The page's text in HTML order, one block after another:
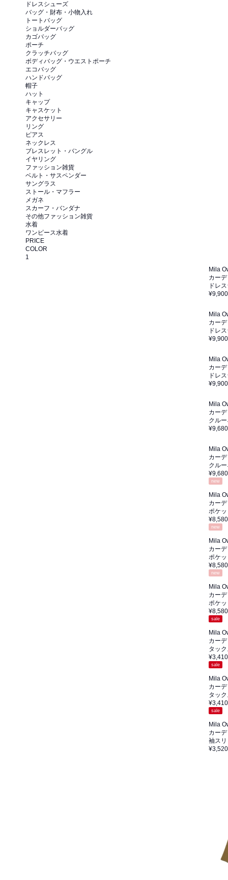
ドレスシューズ
バッグ・財布・小物入れ
トートバッグ
ショルダーバッグ
カゴバッグ
ポーチ
クラッチバッグ
ボディバッグ・ウエストポーチ
エコバッグ
ハンドバッグ
帽子
ハット
キャップ
キャスケット
アクセサリー
リング
ピアス
ネックレス
ブレスレット・バングル
イヤリング
ファッション雑貨
ベルト・サスペンダー
サングラス
ストール・マフラー
メガネ
スカーフ・バンダナ
その他ファッション雑貨
水着
ワンピース水着
PRICE
COLOR
Mila
カー
ドレ
¥9,900
Mila
カー
ドレ
¥9,900
Mila
カー
ドレ
¥9,900
Mila
カー
クル
¥9,680
Mila
カー
クル
¥9,680
new
Mila
カー
ポケ
¥8,580
new
Mila
カー
ポケ
¥8,580
new
Mila
カー
ポケ
¥8,580
sale
Mila
カー
タッ
¥3,410
sale
Mila
カー
タッ
¥3,410
sale
Mila
カー
袖ス
¥3,520
1